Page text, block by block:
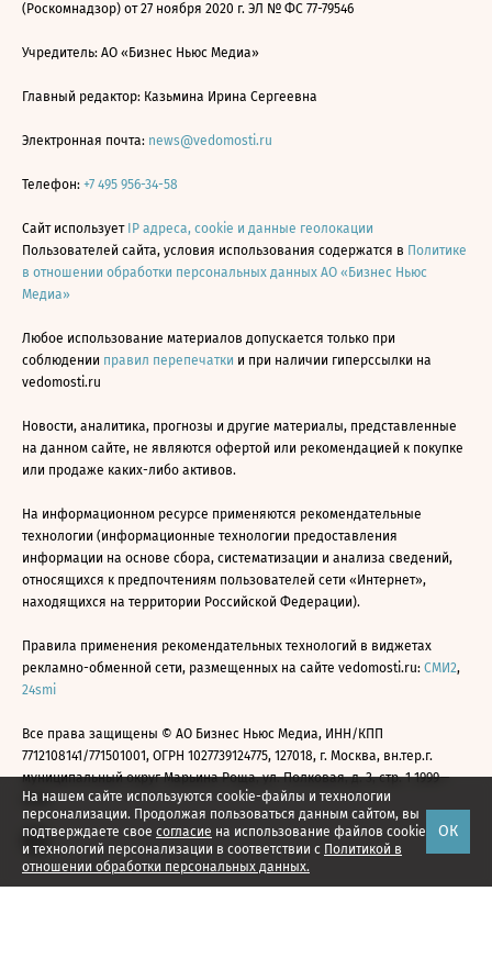
На нашем сайте используются cookie-файлы и технологии
персонализации. Продолжая пользоваться данным сайтом, вы
подтверждаете свое согласие на использование файлов cookie
и технологий персонализации в соответствии с Политикой в
отношении обработки персональных данных.
ОК
(Роскомнадзор) от 27 ноября 2020 г. ЭЛ № ФС 77-79546
Учредитель: АО «Бизнес Ньюс Медиа»
Главный редактор: Казьмина Ирина Сергеевна
Электронная почта: news@vedomosti.ru
Телефон: +7 495 956-34-58
Сайт использует IP адреса, cookie и данные геолокации
Пользователей сайта, условия использования содержатся в Политике
в отношении обработки персональных данных АО «Бизнес Ньюс
Медиа»
Любое использование материалов допускается только при
соблюдении правил перепечатки и при наличии гиперссылки на
vedomosti.ru
Новости, аналитика, прогнозы и другие материалы, представленные
на данном сайте, не являются офертой или рекомендацией к покупке
или продаже каких-либо активов.
На информационном ресурсе применяются рекомендательные
технологии (информационные технологии предоставления
информации на основе сбора, систематизации и анализа сведений,
относящихся к предпочтениям пользователей сети «Интернет»,
находящихся на территории Российской Федерации).
Правила применения рекомендательных технологий в виджетах
рекламно-обменной сети, размещенных на сайте vedomosti.ru: СМИ2,
24smi
Все права защищены © АО Бизнес Ньюс Медиа, ИНН/КПП
7712108141/771501001, ОГРН 1027739124775, 127018, г. Москва, вн.тер.г.
муниципальный округ Марьина Роща, ул. Полковая, д. 3, стр. 1 1999—
2026